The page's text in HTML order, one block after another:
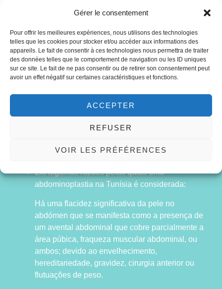
Gérer le consentement
Pour offrir les meilleures expériences, nous utilisons des technologies
telles que les cookies pour stocker et/ou accéder aux informations des
appareils. Le fait de consentir à ces technologies nous permettra de traiter
des données telles que le comportement de navigation ou les ID uniques
sur ce site. Le fait de ne pas consentir ou de retirer son consentement peut
avoir un effet négatif sur certaines caractéristiques et fonctions.
ACCEPTER
REFUSER
VOIR LES PRÉFÉRENCES
uma abdominoplastia na Tunísia?
Eis algumas razões pelas quais uma
abdominoplastia na Tunísia é considerada:
Há uma flacidez significativa da pele no
abdómen que se manifesta como a presença de
um avental abdominal que cobre parcialmente a
área púbica, fraqueza muscular abdominal, ou
ambos; devido ao envelhecimento,
hereditariedade, gravidez, cirurgia anterior ou
flutuações de peso.